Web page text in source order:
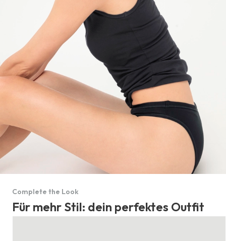
Complete the Look
Für mehr Stil: dein perfektes Outfit